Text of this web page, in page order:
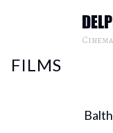
FILMS